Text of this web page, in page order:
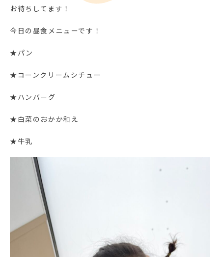
お待ちしてます！
今日の昼食メニューです！
★パン
★コーンクリームシチュー
★ハンバーグ
★白菜のおかか和え
★牛乳